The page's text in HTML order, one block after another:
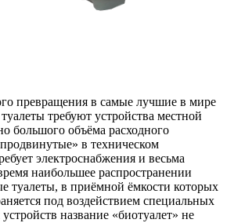
превращения в самые лучшие в мире
требуют устройства местной
большого объёма расходного
в техническом
электроснабжения и весьма
наибольшее распространении
туалеты, в приёмной ёмкости которых
под воздействием специальных
название «биотуалет» не